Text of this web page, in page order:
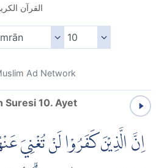
القرآن
Ad Network
Suresi 10. Ayet
اِنَّ الَّذِيْنَ كَفَرُوْا لَنْ تُغْنِيَ